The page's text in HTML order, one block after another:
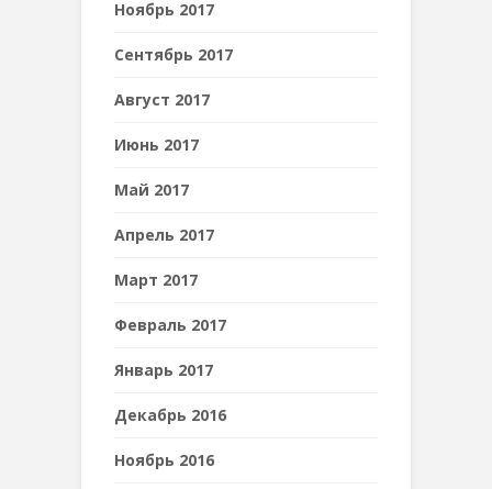
Ноябрь 2017
Сентябрь 2017
Август 2017
Июнь 2017
Май 2017
Апрель 2017
Март 2017
Февраль 2017
Январь 2017
Декабрь 2016
Ноябрь 2016